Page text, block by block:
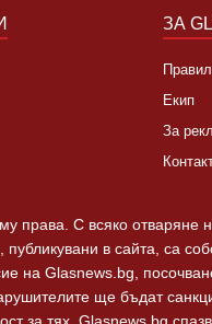
ЗА
Екип
За
права. С всяко отваряне
в сайта, са
на Glasnews.bg,
ще бъдат
за тях. Glasnews.bg